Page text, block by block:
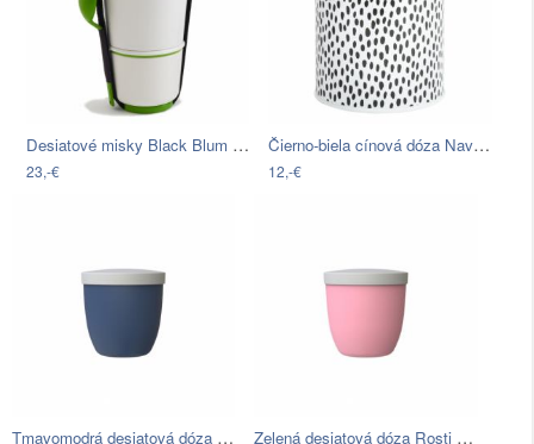
Desiatové misky Black Blum Lunch Pot,…
23,-€
Čierno-biela cínová dóza Navigate Spot
12,-€
Tmavomodrá desiatová dóza Rosti Mepal… Zelená desiatová dóza Rosti Mepal…